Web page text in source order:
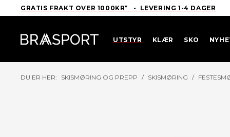
GRATIS FRAKT OVER 1000KR* • LEVERING 1-4 DAGER
UTSTYR KLÆR SKO
DU ER HER: SKISMØRING OG PREPP / SKISMØRING /